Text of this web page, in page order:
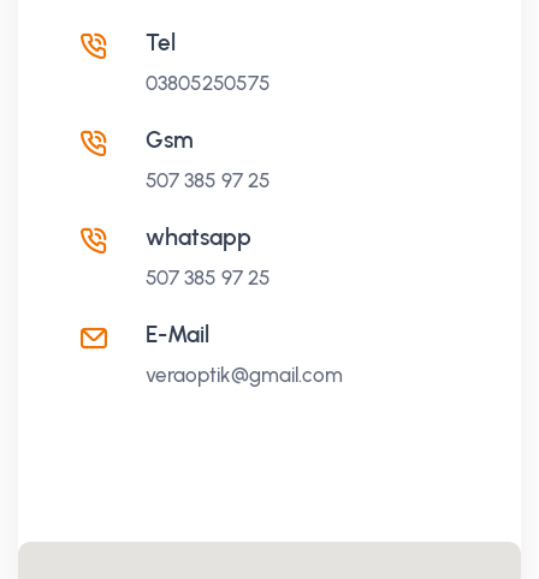
Tel
03805250575
Gsm
507 385 97 25
whatsapp
507 385 97 25
E-Mail
veraoptik@gmail.com